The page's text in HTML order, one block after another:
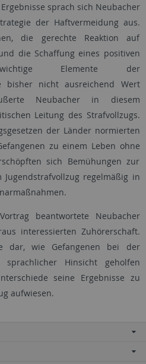
sprach sich Neubacher
der Haftvermeidung aus.
die gerechte Reaktion auf
die Schaffung eines positiven
wichtige Elemente der
bisher nicht ausreichend Wert
Neubacher in diesem
Leitung des Strafvollzugs.
der Länder normierten
zu einem Leben ohne
sich Bemühungen zur
regelmäßig in
beantwortete Neubacher
interessierten Zuhörerschaft.
dar, wie Gefangenen bei der
Hinsicht geholfen
seine Ergebnisse zu
aufwiesen.